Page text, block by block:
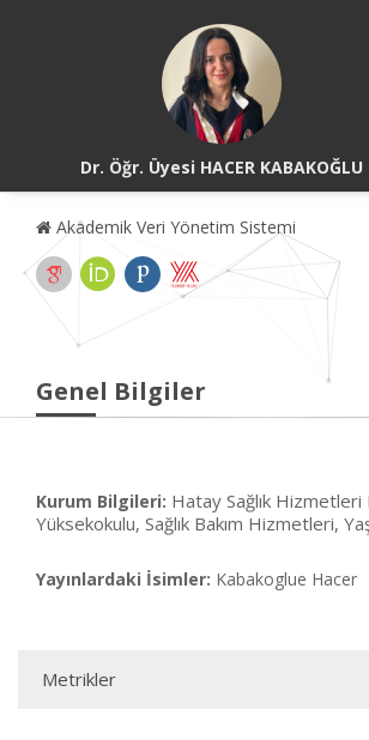
Dr. Öğr. Üyesi HACER KABAKOĞLU
Akademik Veri Yönetim Sistemi
Genel Bilgiler
Kurum Bilgileri: Hatay Sağlık Hizmetleri
Yüksekokulu, Sağlık Bakım Hizmetleri,
Yayınlardaki İsimler: Kabakoglue Hacer
Metrikler